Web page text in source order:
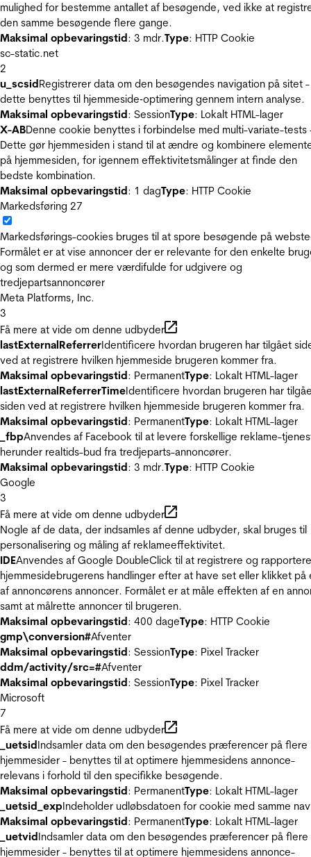
mulighed for bestemme antallet af besøgende, ved ikke at
den samme besøgende flere gange.
Maksimal opbevaringstid: 3 mdr.Type: HTTP Cookie
sc-static.net
2
u_scsidRegistrerer data om den besøgendes navigation på sitet -
dette benyttes til hjemmeside‐optimering gennem intern analyse.
Maksimal opbevaringstid: SessionType: Lokalt HTML-lager
X-ABDenne cookie benyttes i forbindelse med multi-variate-tests
Dette gør hjemmesiden i stand til at ændre og kombinere
på hjemmesiden, for igennem effektivitetsmålinger at finde den
bedste kombination.
Maksimal opbevaringstid: 1 dagType: HTTP Cookie
Markedsføring 27
Markedsførings-cookies bruges til at spore besøgende på
Formålet er at vise annoncer der er relevante for den enkelte
og som dermed er mere værdifulde for udgivere og
tredjepartsannoncører
Meta Platforms, Inc.
3
Få mere at vide om denne udbyder
lastExternalReferrerIdentificere hvordan brugeren har tilgået
ved at registrere hvilken hjemmeside brugeren kommer fra.
Maksimal opbevaringstid: PermanentType: Lokalt HTML-lager
lastExternalReferrerTimeIdentificere hvordan brugeren har
siden ved at registrere hvilken hjemmeside brugeren kommer fra.
Maksimal opbevaringstid: PermanentType: Lokalt HTML-lager
_fbpAnvendes af Facebook til at levere forskellige reklame-
herunder realtids-bud fra tredjeparts-annoncører.
Maksimal opbevaringstid: 3 mdr.Type: HTTP Cookie
Google
3
Få mere at vide om denne udbyder
Nogle af de data, der indsamles af denne udbyder, skal bruges til
personalisering og måling af reklameeffektivitet.
IDEAnvendes af Google DoubleClick til at registrere og
hjemmesidebrugerens handlinger efter at have set eller klikket på
af annoncørens annoncer. Formålet er at måle effekten af en
samt at målrette annoncer til brugeren.
Maksimal opbevaringstid: 400 dageType: HTTP Cookie
gmp\conversion#Afventer
Maksimal opbevaringstid: SessionType: Pixel Tracker
ddm/activity/src=#Afventer
Maksimal opbevaringstid: SessionType: Pixel Tracker
Microsoft
7
Få mere at vide om denne udbyder
_uetsidIndsamler data om den besøgendes præferencer på flere
hjemmesider - benyttes til at optimere hjemmesidens annonce-
relevans i forhold til den specifikke besøgende.
Maksimal opbevaringstid: PermanentType: Lokalt HTML-lager
_uetsid_expIndeholder udløbsdatoen for cookie med samme
Maksimal opbevaringstid: PermanentType: Lokalt HTML-lager
_uetvidIndsamler data om den besøgendes præferencer på flere
hjemmesider - benyttes til at optimere hjemmesidens annonce-